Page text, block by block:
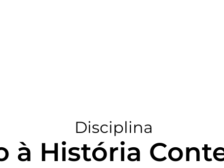
Disciplina
à História